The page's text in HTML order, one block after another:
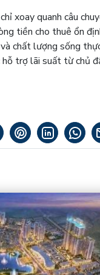
xoay quanh câu
tiền cho thuê ổn
chất lượng sống
hỗ trợ lãi suất từ